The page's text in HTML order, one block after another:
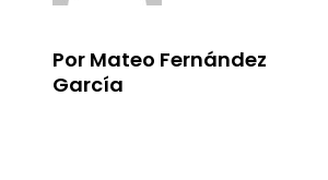
Por Mateo Fernández
García